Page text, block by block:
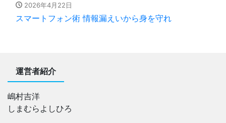
2026年4月22日
スマートフォン術 情報漏えいから身を守れ
運営者紹介
嶋村吉洋
しまむらよしひろ